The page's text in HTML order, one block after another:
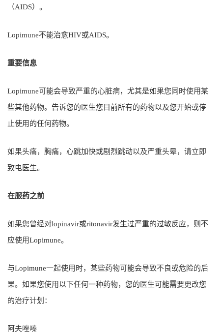
（AIDS）。
Lopimune不能治愈HIV或AIDS。
重要信息
Lopimune可能会导致严重的心脏病，尤其是如果您同时使用某
些其他药物。告诉您的医生您目前所有的药物以及您开始或停
止使用的任何药物。
如果头痛，胸痛，心跳加快或剧烈跳动以及严重头晕，请立即
致电医生。
在服药之前
如果您曾经对lopinavir或ritonavir发生过严重的过敏反应，则不
应使用Lopimune。
与Lopimune一起使用时，某些药物可能会导致不良或危险的后
果。如果您使用以下任何一种药物，您的医生可能需要更改您
的治疗计划：
阿夫唑嗪